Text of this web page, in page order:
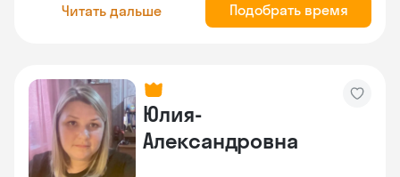
Читать дальше Подобрать время
Юлия-
Александровна